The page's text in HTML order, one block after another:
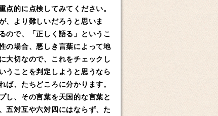
点的に点検してみてください。
、より難しいだろうと思いま
ので、「正しく語る」というこ
の場合、悪しき言葉によって地
大切なので、これをチェックし
うことを判定しようと思うなら
ば、たちどころに分かります。
し、その言葉を天国的な言葉と
五対互や六対四にはならず、た